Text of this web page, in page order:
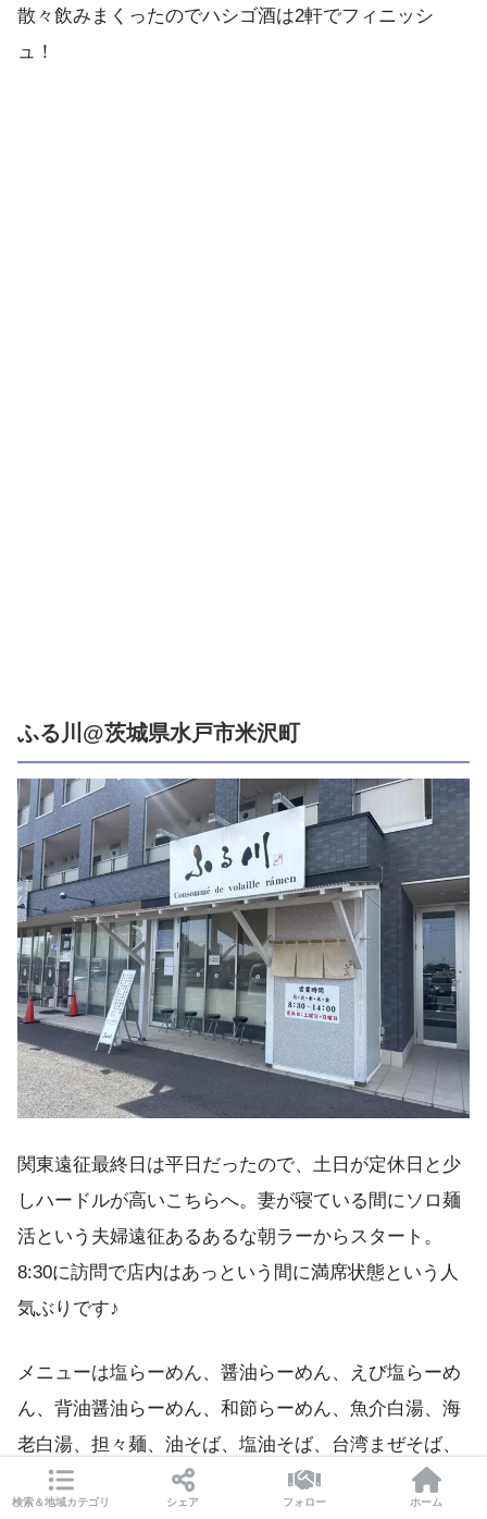
散々飲みまくったのでハシゴ酒は2軒でフィニッシ
ュ！
ふる川@茨城県水戸市米沢町
関東遠征最終日は平日だったので、土日が定休日と少
しハードルが高いこちらへ。妻が寝ている間にソロ麺
活という夫婦遠征あるあるな朝ラーからスタート。
8:30に訪問で店内はあっという間に満席状態という人
気ぶりです♪
メニューは塩らーめん、醤油らーめん、えび塩らーめ
ん、背油醤油らーめん、和節らーめん、魚介白湯、海
老白湯、担々麺、油そば、塩油そば、台湾まぜそば、
かけそば各種＋トッピング＋サイドメニューというラ
検索＆地域カテゴリ シェア フォロー ホーム